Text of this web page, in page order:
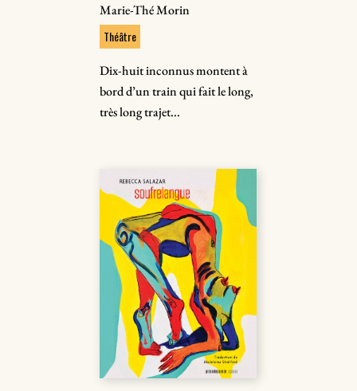
Marie-Thé Morin
Théâtre
Dix-huit inconnus montent à
bord d’un train qui fait le long,
très long trajet...